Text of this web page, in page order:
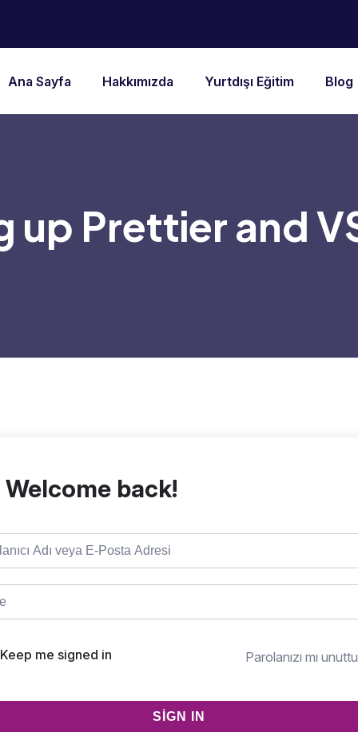
Ana Sayfa Hakkımızda Yurtdışı Eğitim Blog
up Prettier and
Welcome back!
Keep me signed in Parolanızı mı
SIGN IN